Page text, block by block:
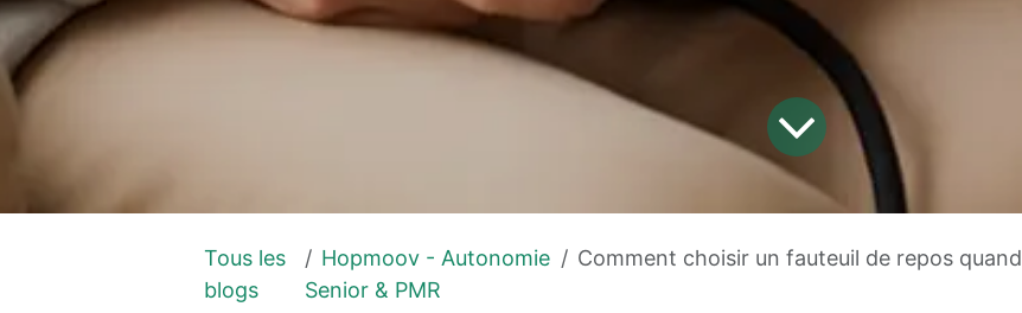
Tous les
blogs
Hopmoov - Autonomie
Senior & PMR
Comment choisir un fauteuil de repos quand on a des douleurs chroniques ?